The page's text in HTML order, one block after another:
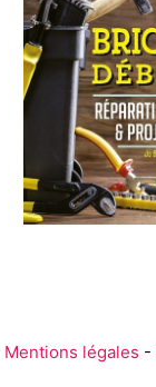
Mentions légales -